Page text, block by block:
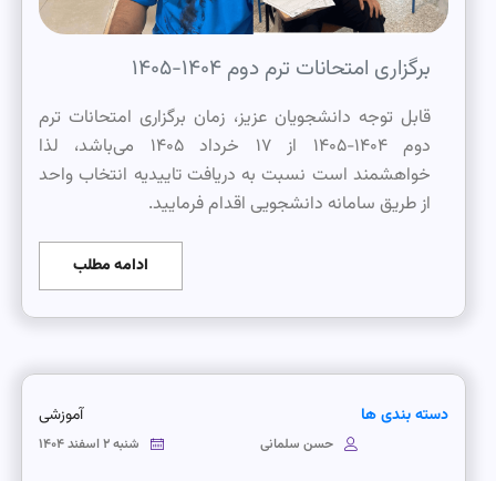
برگزاری امتحانات ترم دوم ۱۴۰۴-۱۴۰۵
قابل توجه دانشجویان عزیز، زمان برگزاری امتحانات ترم
دوم ۱۴۰۴-۱۴۰۵ از ۱۷ خرداد ۱۴۰۵ می‌باشد، لذا
خواهشمند است نسبت به دریافت تاییدیه انتخاب واحد
از طریق سامانه دانشجویی اقدام فرمایید.
ادامه مطلب
دسته بندی ها آموزشی
شنبه ۲ اسفند ۱۴۰۴ حسن سلمانی